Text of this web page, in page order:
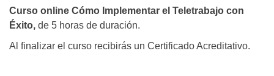
Curso online Cómo Implementar el Teletrabajo con
Éxito, de 5 horas de duración.
Al finalizar el curso recibirás un Certificado Acreditativo.